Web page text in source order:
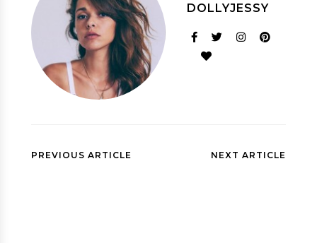
DOLLYJESSY
PREVIOUS ARTICLE NEXT ARTICLE